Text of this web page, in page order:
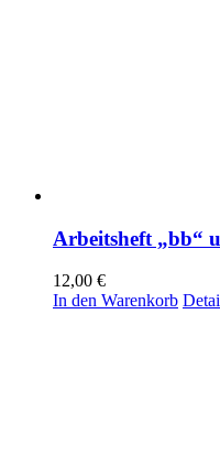
Arbeitsheft „bb“
12,00 €
In den Warenkorb